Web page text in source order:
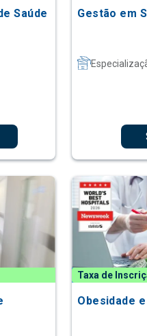
Saúde Gestão em
Taxa de
Obesidade